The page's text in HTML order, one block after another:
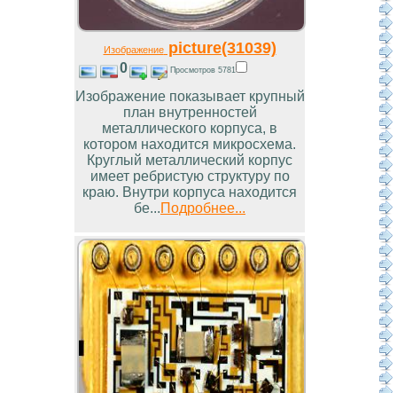
Изображениеpicture(31039)
0 Просмотров 5781
Изображение показывает крупный
план внутренностей
металлического корпуса, в
котором находится микросхема.
Круглый металлический корпус
имеет ребристую структуру по
краю. Внутри корпуса находится
бе...Подробнее...